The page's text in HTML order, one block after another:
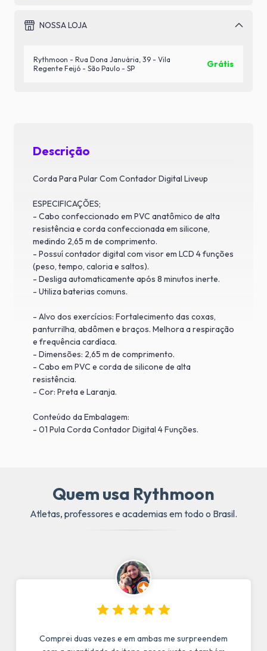
NOSSA LOJA
Rythmoon - Rua Dona Januária, 39 - Vila
Regente Feijó - São Paulo - SP
Grátis
Descrição
Corda Para Pular Com Contador Digital Liveup
ESPECIFICAÇÕES;
- Cabo confeccionado em PVC anatômico de alta
resistência e corda confeccionada em silicone,
medindo 2,65 m de comprimento.
- Possuí contador digital com visor em LCD 4 funções
(peso, tempo, caloria e saltos).
- Desliga automaticamente após 8 minutos inerte.
- Utiliza baterias comuns.
- Alvo dos exercícios: Fortalecimento das coxas,
panturrilha, abdômen e braços. Melhora a respiração
e frequência cardíaca.
- Dimensões: 2,65 m de comprimento.
- Cabo em PVC e corda de silicone de alta
resistência.
- Cor: Preta e Laranja.
Conteúdo da Embalagem:
- 01 Pula Corda Contador Digital 4 Funções.
Quem usa Rythmoon
Atletas, professores e academias em todo o Brasil.
Comprei duas vezes e em ambas me surpreendem